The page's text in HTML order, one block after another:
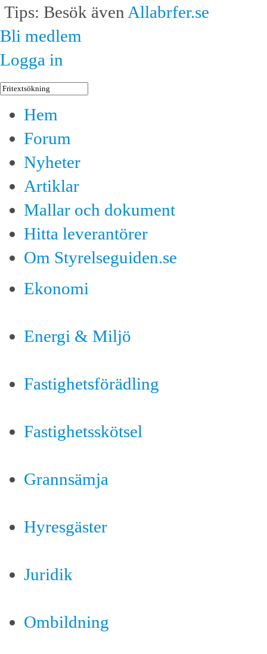
Tips: Besök även Allabrfer.se
Bli medlem
Logga in
Hem
Forum
Nyheter
Artiklar
Mallar och dokument
Hitta leverantörer
Om Styrelseguiden.se
Ekonomi
Energi & Miljö
Fastighetsförädling
Fastighetsskötsel
Grannsämja
Hyresgäster
Juridik
Ombildning